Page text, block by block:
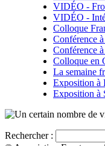
VIDÉO -
VIDÉO -
Colloque
Conférence
Conférence
Colloque en
La semaine
Exposition à
Exposition à
Rechercher :